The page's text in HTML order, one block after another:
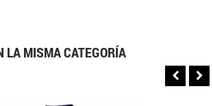
LA MISMA CATEGORÍA